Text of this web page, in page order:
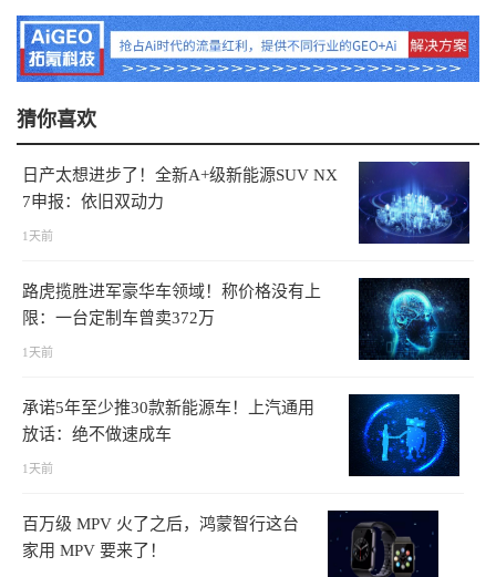
猜你喜欢
日产太想进步了！全新A+级新能源SUV NX
7申报：依旧双动力
1天前
路虎揽胜进军豪华车领域！称价格没有上
限：一台定制车曾卖372万
1天前
承诺5年至少推30款新能源车！上汽通用
放话：绝不做速成车
1天前
百万级 MPV 火了之后，鸿蒙智行这台
家用 MPV 要来了！